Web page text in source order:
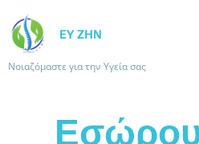
ΕΥ ΖΗΝ
Νοιαζόμαστε για την Υγεία σας